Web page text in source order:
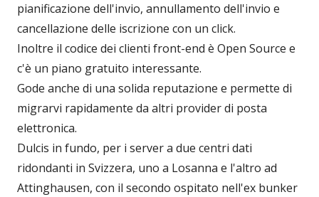
pianificazione dell'invio, annullamento dell'invio e
cancellazione delle iscrizione con un click.
Inoltre il codice dei clienti front-end è Open Source e
c'è un piano gratuito interessante.
Gode anche di una solida reputazione e permette di
migrarvi rapidamente da altri provider di posta
elettronica.
Dulcis in fundo, per i server a due centri dati
ridondanti in Svizzera, uno a Losanna e l'altro ad
Attinghausen, con il secondo ospitato nell'ex bunker